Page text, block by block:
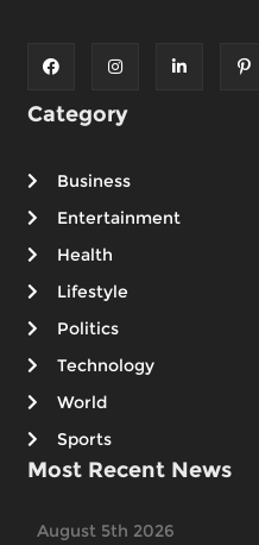
Category
Business
Entertainment
Health
Lifestyle
Politics
Technology
World
Sports
Most Recent News
August 5th 2026